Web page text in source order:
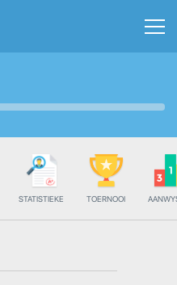
STATISTIEKE TOERNOOI